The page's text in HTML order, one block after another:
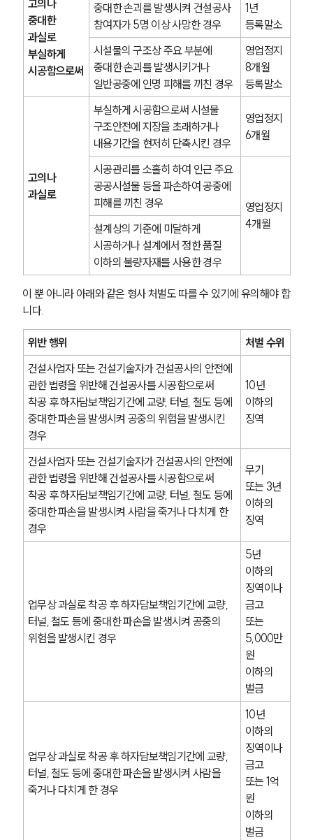
고의나
중대한
과실로
부실하게
시공함으로써
중대한 손괴를 발생시켜 건설공사
참여자가 5명 이상 사망한 경우
1년
등록말소
시설물의 구조상 주요 부분에
중대한 손괴를 발생시키거나
일반공중에 인명 피해를 끼친 경우
영업정지
8개월
등록말소
고의나
과실로
부실하게 시공함으로써 시설물
구조안전에 지장을 초래하거나
내용기간을 현저히 단축시킨 경우
영업정지
6개월
시공관리를 소홀히 하여 인근 주요
공공시설물 등을 파손하여 공중에
피해를 끼친 경우
영업정지
4개월
설계상의 기준에 미달하게
시공하거나 설계에서 정한 품질
이하의 불량자재를 사용한 경우
이 뿐 아니라 아래와 같은 형사 처벌도 따를 수 있기에 유의해야 합
니다.
위반 행위
처벌 수위
건설사업자 또는 건설기술자가 건설공사의 안전에
관한 법령을 위반해 건설공사를 시공함으로써
착공 후 하자담보책임기간에 교량, 터널, 철도 등에
중대한 파손을 발생시켜 공중의 위험을 발생시킨
경우
10년
이하의
징역
건설사업자 또는 건설기술자가 건설공사의 안전에
관한 법령을 위반해 건설공사를 시공함으로써
착공 후 하자담보책임기간에 교량, 터널, 철도 등에
중대한 파손을 발생시켜 사람을 죽거나 다치게 한
경우
무기
또는 3년
이하의
징역
업무상 과실로 착공 후 하자담보책임기간에 교량,
터널, 철도 등에 중대한 파손을 발생시켜 공중의
위험을 발생시킨 경우
5년
이하의
징역이나
금고
또는
5,000만
원
이하의
벌금
업무상 과실로 착공 후 하자담보책임기간에 교량,
터널, 철도 등에 중대한 파손을 발생시켜 사람을
죽거나 다치게 한 경우
10년
이하의
징역이나
금고
또는 1억
원
이하의
벌금